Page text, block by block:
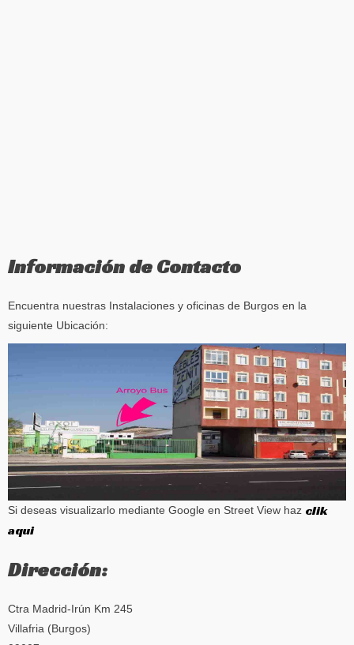
Información de Contacto
Encuentra nuestras Instalaciones y oficinas de Burgos en la
siguiente Ubicación:
Si deseas visualizarlo mediante Google en Street View haz clik
aqui
Dirección:
Ctra Madrid-Irún Km 245
Villafria (Burgos)